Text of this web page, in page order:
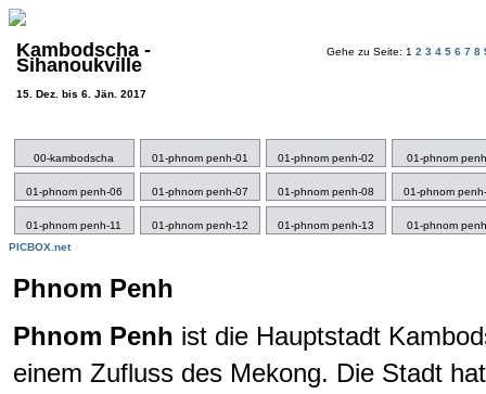
Kambodscha -
Sihanoukville
15. Dez. bis 6. Jän. 2017
Gehe zu Seite: 1 2 3 4 5 6 7 8
00-kambodscha 01-phnom penh-01 01-phnom penh-02 01-phnom
01-phnom penh-06 01-phnom penh-07 01-phnom penh-08 01-phnom
01-phnom penh-11 01-phnom penh-12 01-phnom penh-13
01-phnom
PICBOX.net
Phnom Penh
Phnom Penh ist die Hauptstadt
einem Zufluss des Mekong. Die Stadt